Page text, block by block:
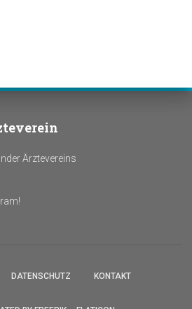
Ärztevereins
DATENSCHUTZ KONTAKT